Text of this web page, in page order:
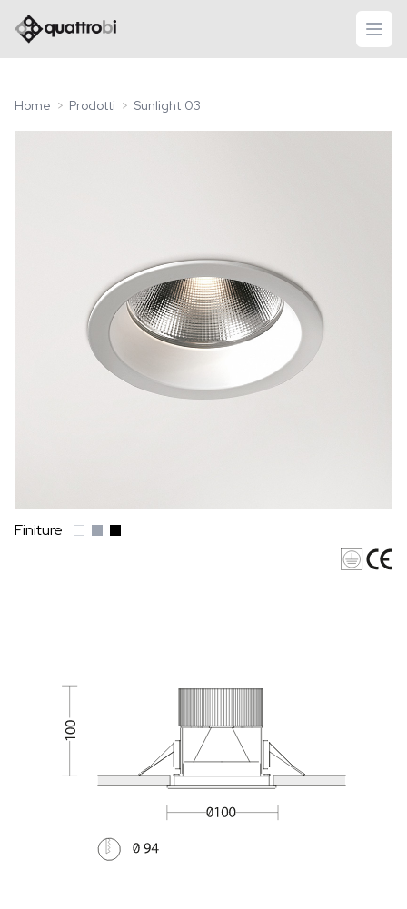
logo quattrobi
apri
Home Prodotti Sunlight 03
Finiture